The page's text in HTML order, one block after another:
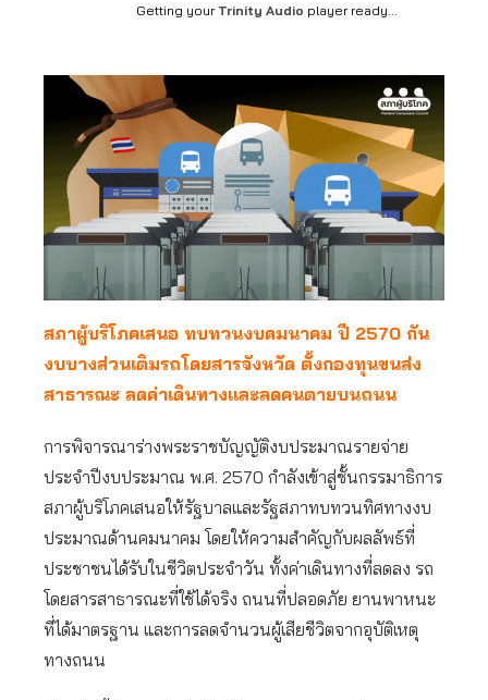
Getting your Trinity Audio player ready...
สภาผู้บริโภคเสนอ ทบทวนงบคมนาคม ปี 2570 กัน
งบบางส่วนเติมรถโดยสารจังหวัด ตั้งกองทุนขนส่ง
สาธารณะ ลดค่าเดินทางและลดคนตายบนถนน
การพิจารณาร่างพระราชบัญญัติงบประมาณรายจ่าย
ประจำปีงบประมาณ พ.ศ. 2570 กำลังเข้าสู่ชั้นกรรมาธิการ
สภาผู้บริโภคเสนอให้รัฐบาลและรัฐสภาทบทวนทิศทางงบ
ประมาณด้านคมนาคม โดยให้ความสำคัญกับผลลัพธ์ที่
ประชาชนได้รับในชีวิตประจำวัน ทั้งค่าเดินทางที่ลดลง รถ
โดยสารสาธารณะที่ใช้ได้จริง ถนนที่ปลอดภัย ยานพาหนะ
ที่ได้มาตรฐาน และการลดจำนวนผู้เสียชีวิตจากอุบัติเหตุ
ทางถนน